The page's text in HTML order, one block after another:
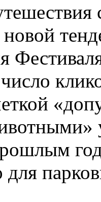
новой
для